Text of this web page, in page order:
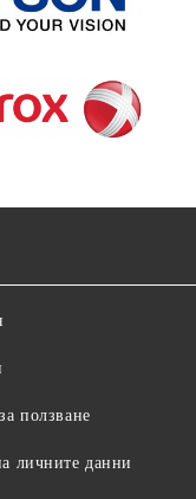
ползване
личните данни